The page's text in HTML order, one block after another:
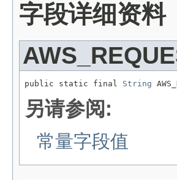
字段详细资料
public static final String
另请参阅:
常量字段值